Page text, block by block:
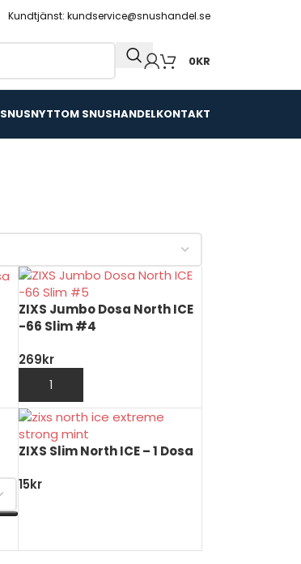
Kundtjänst: kundservice@snushandel.se
0KR
SNUSNYTTOM SNUSHANDELKONTAKT
ZIXS Jumbo Dosa North ICE
-66 Slim #4
269kr
LÄGG TILL I VARUKORG
ZIXS Slim North ICE – 1 Dosa
15kr